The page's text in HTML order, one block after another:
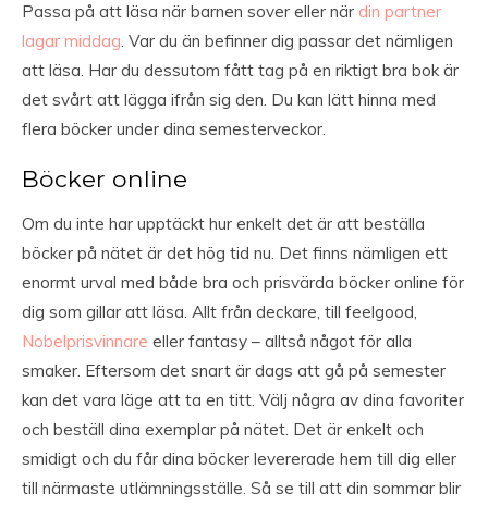
Passa på att läsa när barnen sover eller när din partner
lagar middag. Var du än befinner dig passar det nämligen
att läsa. Har du dessutom fått tag på en riktigt bra bok är
det svårt att lägga ifrån sig den. Du kan lätt hinna med
flera böcker under dina semesterveckor.
Böcker online
Om du inte har upptäckt hur enkelt det är att beställa
böcker på nätet är det hög tid nu. Det finns nämligen ett
enormt urval med både bra och prisvärda böcker online för
dig som gillar att läsa. Allt från deckare, till feelgood,
Nobelprisvinnare eller fantasy – alltså något för alla
smaker. Eftersom det snart är dags att gå på semester
kan det vara läge att ta en titt. Välj några av dina favoriter
och beställ dina exemplar på nätet. Det är enkelt och
smidigt och du får dina böcker levererade hem till dig eller
till närmaste utlämningsställe. Så se till att din sommar blir